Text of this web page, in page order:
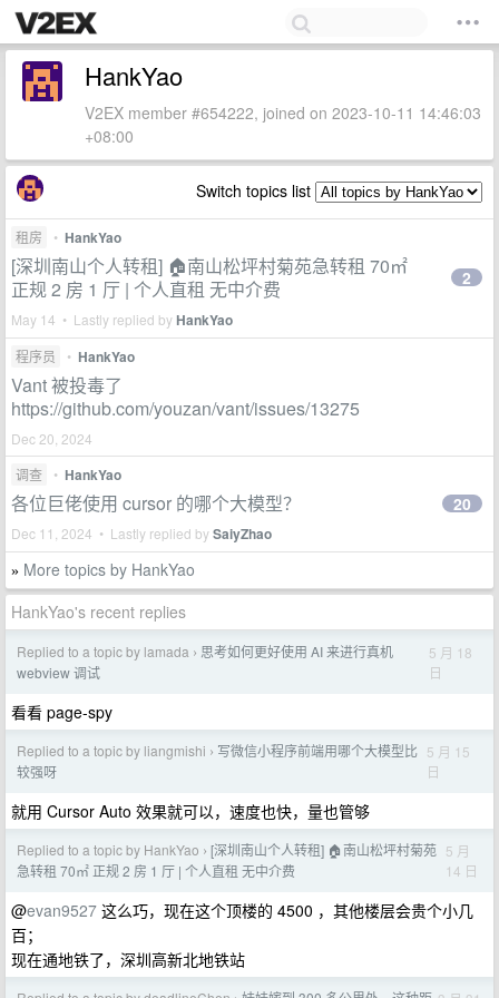
HankYao
V2EX member #654222, joined on 2023-10-11 14:46:03
+08:00
Switch topics list
租房 • HankYao
[深圳南山个人转租] 🏠南山松坪村菊苑急转租 70㎡
正规 2 房 1 厅 | 个人直租 无中介费
May 14 • Lastly replied byHankYao
2
程序员 • HankYao
Vant 被投毒了
https://github.com/youzan/vant/issues/13275
Dec 20, 2024
调查
• HankYao
各位巨佬使用 cursor 的哪个大模型？
Dec 11, 2024 • Lastly replied bySaiyZhao
20
» More topics by HankYao
HankYao's recent replies
Replied to a topic by lamada › 思考如何更好使用 AI 来进行真机
webview 调试
5 月 18
日
看看 page-spy
Replied to a topic by liangmishi › 写微信小程序前端用哪个大模型比
较强呀
5 月 15
日
就用 Cursor Auto 效果就可以，速度也快，量也管够
Replied to a topic by HankYao › [深圳南山个人转租] 🏠南山松坪村菊苑
急转租 70㎡ 正规 2 房 1 厅 | 个人直租 无中介费
5 月
14 日
@evan9527 这么巧，现在这个顶楼的 4500 ，其他楼层会贵个小几
百；
现在通地铁了，深圳高新北地铁站